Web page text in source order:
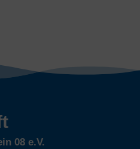
08 e.V.